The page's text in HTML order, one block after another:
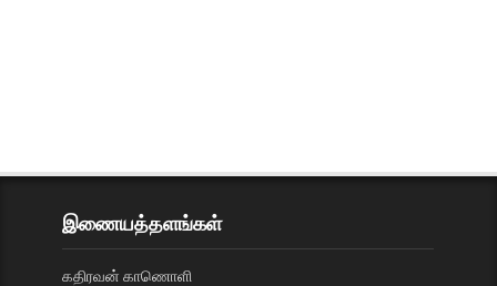
இணையத்தளங்கள்
கதிரவன் காணொளி